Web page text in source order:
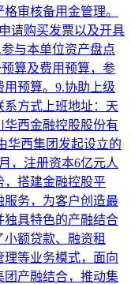
审核备用金管理。
请购买发票以及开具
与本单位资产盘点
算及费用预算，参
预算。9.协助上级
方式上班地址：天
西金融控股股份有
华西集团发起设立的
，注册资本6亿元人
，搭建金融控股平
服务，为客户创造最
独具特色的产融结合
额贷款、融资租
等业务模式，面向
团产融结合，推动集